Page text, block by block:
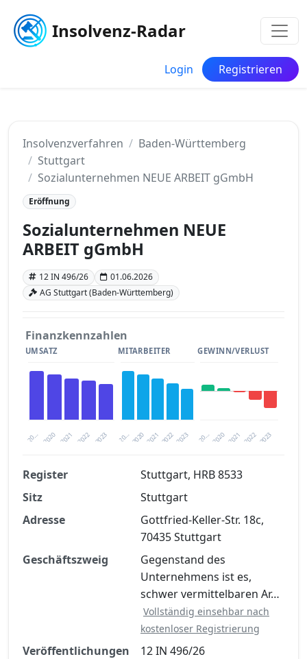
Insolvenz-Radar
Login Registrieren
Insolvenzverfahren
Baden-Württemberg
Stuttgart
Sozialunternehmen NEUE ARBEIT gGmbH
Eröffnung
Sozialunternehmen NEUE
ARBEIT gGmbH
12 IN 496/26
01.06.2026
AG Stuttgart (Baden-Württemberg)
Finanzkennzahlen
UMSATZ
20… 2021 2023
2020 2022
MITARBEITER
20… 2021 2023
2020 2022
GEWINN/VERLUST
20… 2021 2023
2020 2022
Finanzkennzahlen nach kostenloser
Registrierung verfügbar
Jetzt kostenlos registrieren
Register
Stuttgart, HRB 8533
Sitz
Stuttgart
Adresse
Gottfried-Keller-Str. 18c,
70435 Stuttgart
Geschäftszweig
Gegenstand des
Unternehmens ist es,
schwer vermittelbaren Ar…
Vollständig einsehbar nach
kostenloser Registrierung
Veröffentlichungen
12 IN 496/26